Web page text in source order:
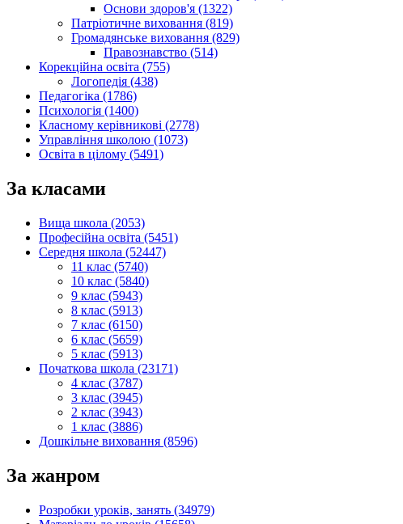
Основи здоров'я (1322)
Патріотичне виховання (819)
Громадянське виховання (829)
Правознавство (514)
Корекційна освіта (755)
Логопедія (438)
Педагогіка (1786)
Психологія (1400)
Класному керівникові (2778)
Управління школою (1073)
Освіта в цілому (5491)
За класами
Вища школа (2053)
Професійна освіта (5451)
Середня школа (52447)
11 клас (5740)
10 клас (5840)
9 клас (5943)
8 клас (5913)
7 клас (6150)
6 клас (5659)
5 клас (5913)
Початкова школа (23171)
4 клас (3787)
3 клас (3945)
2 клас (3943)
1 клас (3886)
Дошкільне виховання (8596)
За жанром
Розробки уроків, занять (34979)